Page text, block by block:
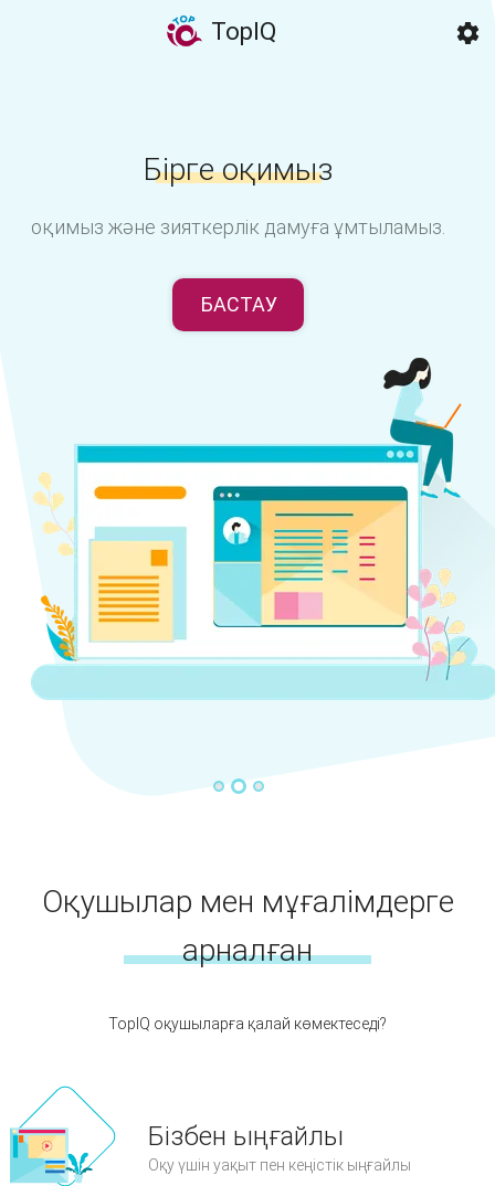
TopIQ
Бірге оқимыз
оқимыз және зияткерлік дамуға ұмтыламыз.
БАСТАУ
Оқушылар мен мұғалімдерге
арналған
TopIQ оқушыларға қалай көмектеседі?
Бізбен ыңғайлы
Оқу үшін уақыт пен кеңістік ыңғайлы